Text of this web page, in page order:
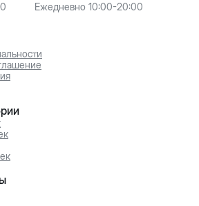
Ежедневно 10:00-20:00